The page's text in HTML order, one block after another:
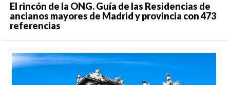
El rincón de la ONG. Guía de las Residencias de
ancianos mayores de Madrid y provincia con 473
referencias